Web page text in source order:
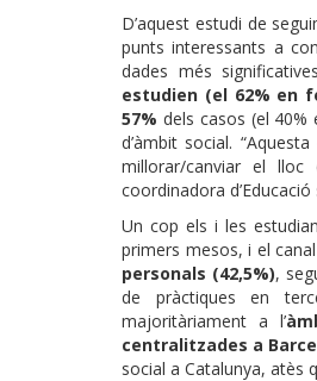
D’aquest estudi de
punts interessants a
dades més
estudien (el 62% en
57% dels casos (el 40%
d’àmbit social.
millorar/canviar el lloc
coordinadora
Un cop els i les
primers mesos, i el
personals (42,5%),
de pràctiques en
majoritàriament a l’
centralitzades a
social a Catalunya, atès